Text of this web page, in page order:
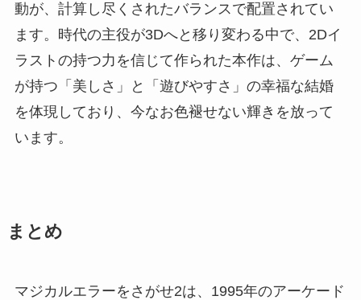
動が、計算し尽くされたバランスで配置されてい
ます。時代の主役が3Dへと移り変わる中で、2Dイ
ラストの持つ力を信じて作られた本作は、ゲーム
が持つ「美しさ」と「遊びやすさ」の幸福な結婚
を体現しており、今なお色褪せない輝きを放って
います。
まとめ
マジカルエラーをさがせ2は、1995年のアーケード